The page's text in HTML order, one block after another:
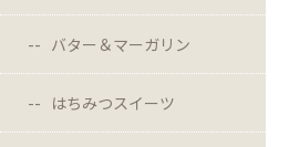
バター＆マーガリン
はちみつスイーツ